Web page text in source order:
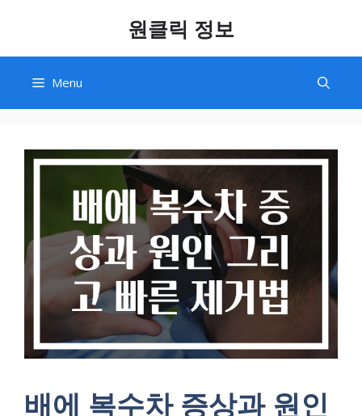
content
원클릭 정보
Menu
배에 복수차 증상과 원인